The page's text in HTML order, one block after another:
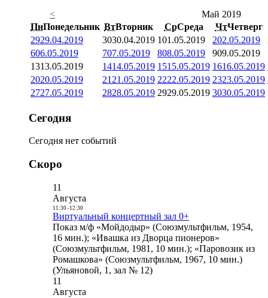
<
Май 2019
ПнПонедельник ВтВторник СрСреда ЧтЧетверг
2929.04.2019 3030.04.2019 101.05.2019 202.05.2019
606.05.2019 707.05.2019 808.05.2019 909.05.2019
1313.05.2019 1414.05.2019 1515.05.2019 1616.05.2019
2020.05.2019 21 21.05.2019 2222.05.2019 2323.05.2019
2727.05.2019 2828.05.2019 2929.05.2019 3030.05.2019
Сегодня
Сегодня нет событий
Скоро
11
Августа
11:30- 12:30
Виртуальный концертный зал 0+
Показ м/ф «Мойдодыр» (Союзмультфильм, 1954,
16 мин.); «Ивашка из Дворца пионеров»
(Союзмультфильм, 1981, 10 мин.); «Паровозик из
Ромашкова» (Союзмультфильм, 1967, 10 мин.)
(Ульяновой, 1, зал № 12)
11
Августа